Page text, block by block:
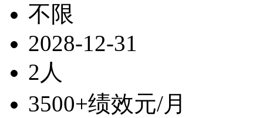
不限
2028-12-31
2人
3500+绩效元/月